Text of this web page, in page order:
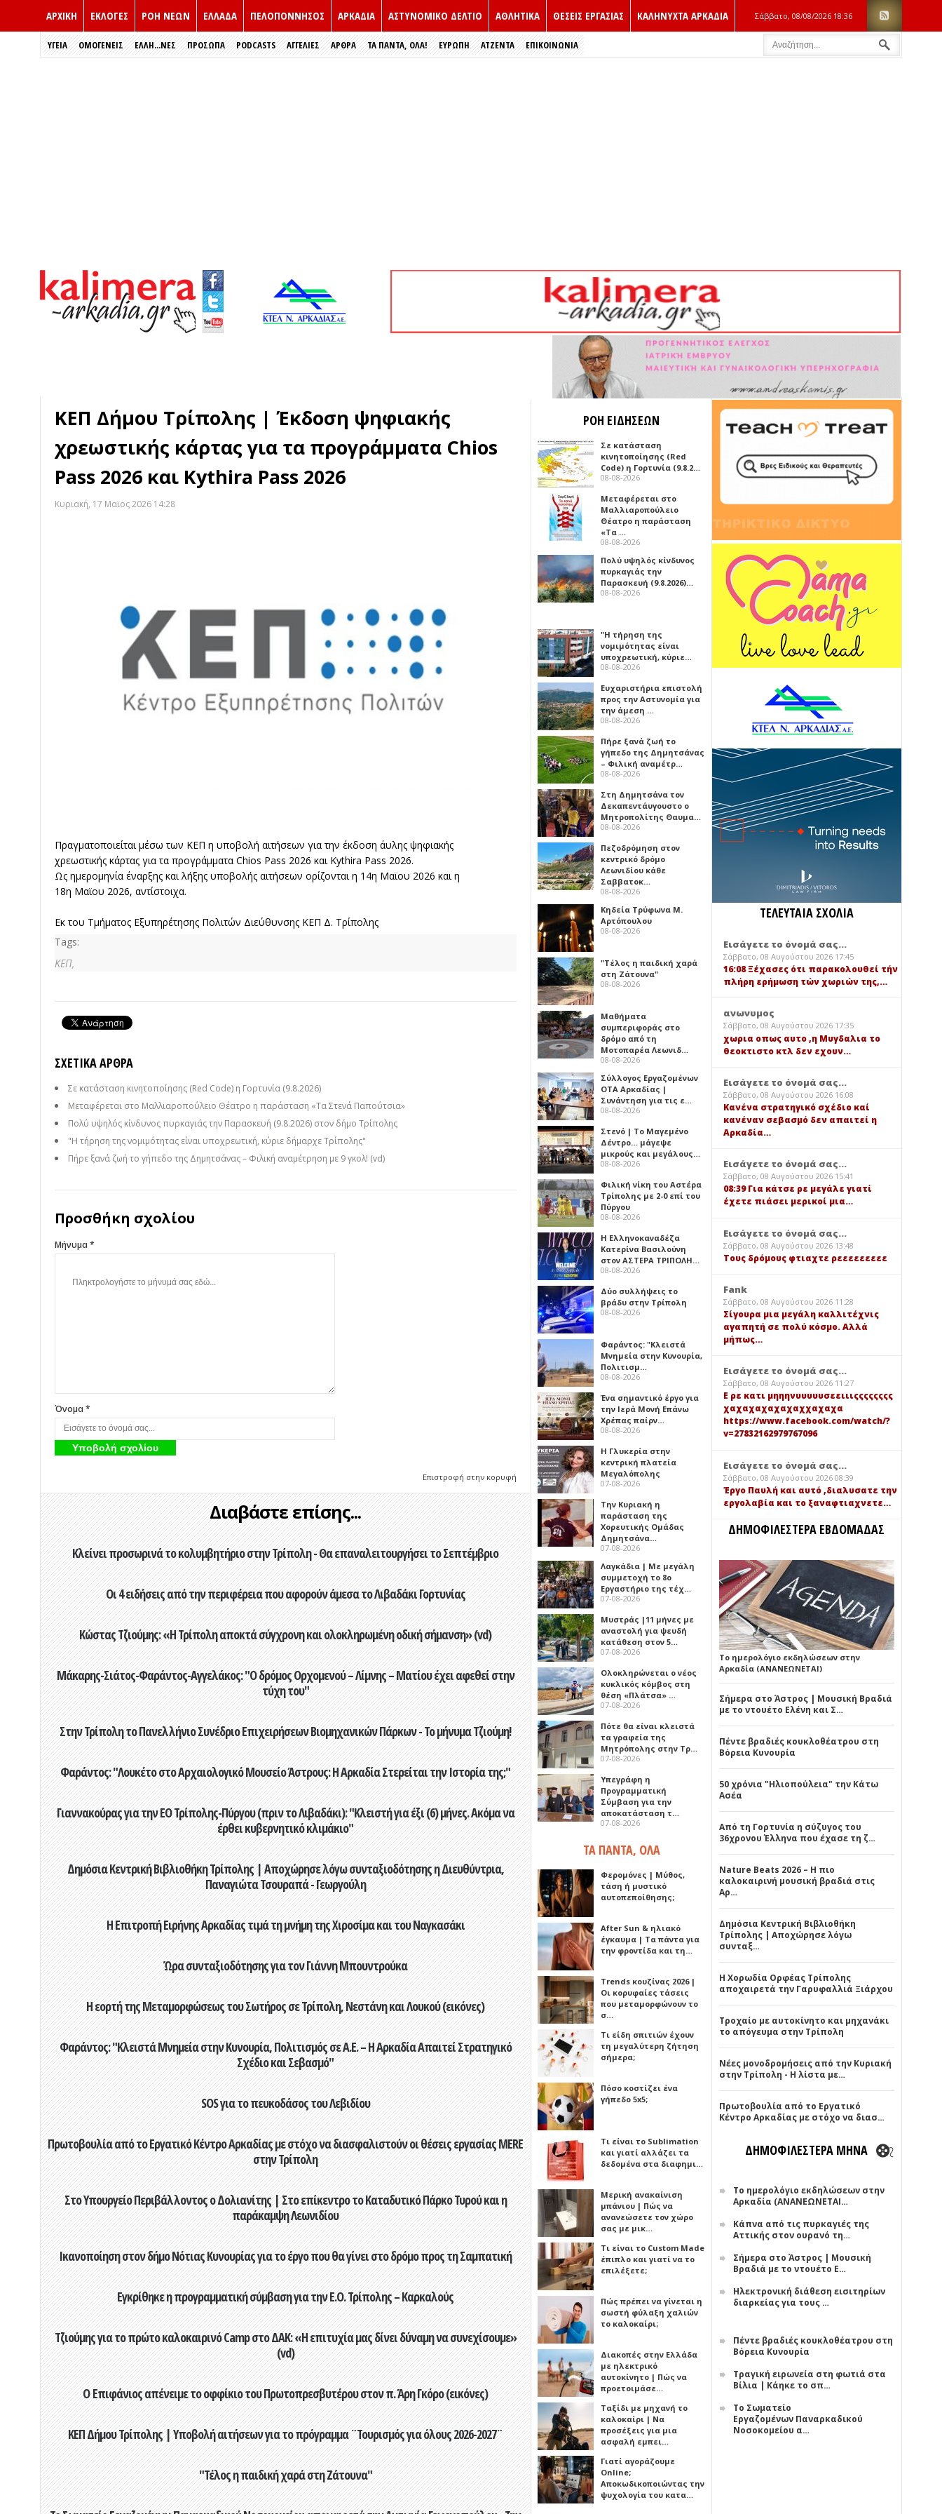
ΑΡΧΙΚΗ ΕΚΛΟΓΈΣ ΡΟΗ ΝΕΩΝ ΕΛΛΑΔΑ ΠΕΛΟΠΟΝΝΗΣΟΣ ΑΡΚΑΔΙΑ ΑΣΤΥΝΟΜΙΚΟ ΔΕΛΤΙΟ ΑΘΛΗΤΙΚΑ ΘΕΣΕΙΣ ΕΡΓΑΣΙΑΣ ΚΑΛΗΝΥΧΤΑ ΑΡΚΑΔΙΑ Σάββατο, 08/08/2026 18:36
ΥΓΕΙΑ ΟΜΟΓΕΝΕΙΣ ΈΛΛΗ...ΝΕΣ ΠΡΌΣΩΠΑ PODCASTS ΑΓΓΕΛΙΕΣ ΑΡΘΡΑ ΤΑ ΠΑΝΤΑ, ΟΛΑ! ΕΥΡΏΠΗ ΑΤΖΕΝΤΑ ΕΠΙΚΟΙΝΩΝΙΑ
ΚΕΠ Δήμου Τρίπολης | Έκδοση ψηφιακής
χρεωστικής κάρτας για τα προγράμματα Chios
Pass 2026 και Kythira Pass 2026
Κυριακή, 17 Μαϊος 2026 14:28
Πραγματοποιείται μέσω των ΚΕΠ η υποβολή αιτήσεων για την έκδοση άυλης ψηφιακής
χρεωστικής κάρτας για τα προγράμματα Chios Pass 2026 και Kythira Pass 2026.
Ως ημερομηνία έναρξης και λήξης υποβολής αιτήσεων ορίζονται η 14η Μαϊου 2026 και η
18η Μαϊου 2026, αντίστοιχα.
Εκ του Τμήματος Εξυπηρέτησης Πολιτών Διεύθυνσης ΚΕΠ Δ. Τρίπολης
Tags:
ΚΕΠ,
ΣΧΕΤΙΚΆ ΆΡΘΡΑ
Σε κατάσταση κινητοποίησης (Red Code) η Γορτυνία (9.8.2026)
Μεταφέρεται στο Μαλλιαροπούλειο Θέατρο η παράσταση «Τα Στενά Παπούτσια»
Πολύ υψηλός κίνδυνος πυρκαγιάς την Παρασκευή (9.8.2026) στον δήμο Τρίπολης
"Η τήρηση της νομιμότητας είναι υποχρεωτική, κύριε δήμαρχε Τρίπολης"
Πήρε ξανά ζωή το γήπεδο της Δημητσάνας – Φιλική αναμέτρηση με 9 γκολ! (vd)
Προσθήκη σχολίου
Μήνυμα *
Όνομα *
Επιστροφή στην κορυφή
Διαβάστε επίσης...
Κλείνει προσωρινά το κολυμβητήριο στην Τρίπολη - Θα επαναλειτουργήσει το Σεπτέμβριο
Οι 4 ειδήσεις από την περιφέρεια που αφορούν άμεσα το Λιβαδάκι Γορτυνίας
Κώστας Τζιούμης: «Η Τρίπολη αποκτά σύγχρονη και ολοκληρωμένη οδική σήμανση» (vd)
Μάκαρης-Σιάτος-Φαράντος-Αγγελάκος: "Ο δρόμος Ορχομενού – Λίμνης – Ματίου έχει αφεθεί στην
τύχη του"
Στην Τρίπολη το Πανελλήνιο Συνέδριο Επιχειρήσεων Βιομηχανικών Πάρκων - Το μήνυμα Τζιούμη!
Φαράντος: "Λουκέτο στο Αρχαιολογικό Μουσείο Άστρους: Η Αρκαδία Στερείται την Ιστορία της;"
Γιαννακούρας για την EO Τρίπολης-Πύργου (πριν το Λιβαδάκι): "Κλειστή για έξι (6) μήνες. Ακόμα να
έρθει κυβερνητικό κλιμάκιο"
Δημόσια Κεντρική Βιβλιοθήκη Τρίπολης | Αποχώρησε λόγω συνταξιοδότησης η Διευθύντρια,
Παναγιώτα Τσουραπά - Γεωργούλη
Η Επιτροπή Ειρήνης Αρκαδίας τιμά τη μνήμη της Χιροσίμα και του Ναγκασάκι
Ώρα συνταξιοδότησης για τον Γιάννη Μπουντρούκα
Η εορτή της Μεταμορφώσεως του Σωτήρος σε Τρίπολη, Νεστάνη και Λουκού (εικόνες)
Φαράντος: "Κλειστά Μνημεία στην Κυνουρία, Πολιτισμός σε Α.Ε. – Η Αρκαδία Απαιτεί Στρατηγικό
Σχέδιο και Σεβασμό"
SOS για το πευκοδάσος του Λεβιδίου
Πρωτοβουλία από το Εργατικό Κέντρο Αρκαδίας με στόχο να διασφαλιστούν οι θέσεις εργασίας MERE
στην Τρίπολη
Στο Υπουργείο Περιβάλλοντος ο Δολιανίτης | Στο επίκεντρο το Καταδυτικό Πάρκο Τυρού και η
παράκαμψη Λεωνιδίου
Ικανοποίηση στον δήμο Νότιας Κυνουρίας για το έργο που θα γίνει στο δρόμο προς τη Σαμπατική
Εγκρίθηκε η προγραμματική σύμβαση για την Ε.Ο. Τρίπολης – Καρκαλούς
Τζιούμης για το πρώτο καλοκαιρινό Camp στο ΔΑΚ: «Η επιτυχία μας δίνει δύναμη να συνεχίσουμε»
(vd)
Ο Επιφάνιος απένειμε το οφφίκιο του Πρωτοπρεσβυτέρου στον π. Άρη Γκόρο (εικόνες)
ΚΕΠ Δήμου Τρίπολης | Υποβολή αιτήσεων για το πρόγραμμα ¨Τουρισμός για όλους 2026-2027¨
"Τέλος η παιδική χαρά στη Ζάτουνα"
ΡΟΗ ΕΙΔΗΣΕΩΝ
Σε κατάσταση
κινητοποίησης (Red
Code) η Γορτυνία (9.8.2…
08-08-2026
Μεταφέρεται στο
Μαλλιαροπούλειο
Θέατρο η παράσταση
«Τα …
08-08-2026
Πολύ υψηλός κίνδυνος
πυρκαγιάς την
Παρασκευή (9.8.2026)…
08-08-2026
"Η τήρηση της
νομιμότητας είναι
υποχρεωτική, κύριε…
08-08-2026
Ευχαριστήρια επιστολή
προς την Αστυνομία για
την άμεση …
08-08-2026
Πήρε ξανά ζωή το
γήπεδο της Δημητσάνας
– Φιλική αναμέτρ…
08-08-2026
Στη Δημητσάνα τον
Δεκαπεντάυγουστο ο
Μητροπολίτης Θαυμα…
08-08-2026
Πεζοδρόμηση στον
κεντρικό δρόμο
Λεωνιδίου κάθε
Σαββατοκ…
08-08-2026
Κηδεία Τρύφωνα Μ.
Αρτόπουλου
08-08-2026
"Τέλος η παιδική χαρά
στη Ζάτουνα"
08-08-2026
Μαθήματα
συμπεριφοράς στο
δρόμο από τη
Μοτοπαρέα Λεωνιδ…
08-08-2026
Σύλλογος Εργαζομένων
ΟΤΑ Αρκαδίας |
Συνάντηση για τις ε…
08-08-2026
Στενό | Το Μαγεμένο
Δέντρο… μάγεψε
μικρούς και μεγάλους…
08-08-2026
Φιλική νίκη του Αστέρα
Τρίπολης με 2-0 επί του
Πύργου
08-08-2026
Η Ελληνοκαναδέζα
Κατερίνα Βασιλούνη
στον ΑΣΤΕΡΑ ΤΡΙΠΟΛΗ…
08-08-2026
Δύο συλλήψεις το
βράδυ στην Τρίπολη
08-08-2026
Φαράντος: "Κλειστά
Μνημεία στην Κυνουρία,
Πολιτισμ…
08-08-2026
Ένα σημαντικό έργο για
την Ιερά Μονή Επάνω
Χρέπας παίρν…
08-08-2026
Η Γλυκερία στην
κεντρική πλατεία
Μεγαλόπολης
07-08-2026
Την Κυριακή η
παράσταση της
Χορευτικής Ομάδας
Δημητσάνα…
07-08-2026
Λαγκάδια | Με μεγάλη
συμμετοχή το 8ο
Εργαστήριο της τέχ…
07-08-2026
Μυστράς |11 μήνες με
αναστολή για ψευδή
κατάθεση στον 5…
07-08-2026
Ολοκληρώνεται ο νέος
κυκλικός κόμβος στη
θέση «Πλάτσα» …
07-08-2026
Πότε θα είναι κλειστά
τα γραφεία της
Μητρόπολης στην Τρ…
07-08-2026
Υπεγράφη η
Προγραμματική
Σύμβαση για την
αποκατάσταση τ…
07-08-2026
ΤΑ ΠΑΝΤΑ, ΟΛΑ
Φερομόνες | Μύθος,
τάση ή μυστικό
αυτοπεποίθησης;
After Sun & ηλιακό
έγκαυμα | Τα πάντα για
την φροντίδα και τη…
Trends κουζίνας 2026 |
Οι κορυφαίες τάσεις
που μεταμορφώνουν το
σ…
Τι είδη σπιτιών έχουν
τη μεγαλύτερη ζήτηση
σήμερα;
Πόσο κοστίζει ένα
γήπεδο 5x5;
Τι είναι το Sublimation
και γιατί αλλάζει τα
δεδομένα στα διαφημι…
Μερική ανακαίνιση
μπάνιου | Πώς να
ανανεώσετε τον χώρο
σας με μικ…
Τι είναι το Custom Made
έπιπλο και γιατί να το
επιλέξετε;
Πώς πρέπει να γίνεται η
σωστή φύλαξη χαλιών
το καλοκαίρι;
Διακοπές στην Ελλάδα
με ηλεκτρικό
αυτοκίνητο | Πώς να
προετοιμάσε…
Ταξίδι με μηχανή το
καλοκαίρι | Να
προσέξεις για μια
ασφαλή εμπει…
Γιατί αγοράζουμε
Online;
Αποκωδικοποιώντας την
ψυχολογία του κατα…
ΤΕΛΕΥΤΑΙΑ ΣΧΟΛΙΑ
Εισάγετε το όνομά σας...
Σάββατο, 08 Αυγούστου 2026 17:45
16:08 Ξέχασες ότι παρακολουθεί τήν
πλήρη ερήμωση τών χωριών της,…
ανωνυμος
Σάββατο, 08 Αυγούστου 2026 17:35
χωρια οπως αυτο ,η Μυγδαλια το
θεοκτιστο κτλ δεν εχουν…
Εισάγετε το όνομά σας...
Σάββατο, 08 Αυγούστου 2026 16:08
Κανένα στρατηγικό σχέδιο καί
κανέναν σεβασμό δεν απαιτεί η
Αρκαδία…
Εισάγετε το όνομά σας...
Σάββατο, 08 Αυγούστου 2026 15:41
08:39 Για κάτσε ρε μεγάλε γιατί
έχετε πιάσει μερικοί μια…
Εισάγετε το όνομά σας...
Σάββατο, 08 Αυγούστου 2026 13:48
Τους δρόμους φτιαχτε ρεεεεεεεεε
Fank
Σάββατο, 08 Αυγούστου 2026 11:28
Σίγουρα μια μεγάλη καλλιτέχνις
αγαπητή σε πολύ κόσμο. Αλλά
μήπως…
Εισάγετε το όνομά σας...
Σάββατο, 08 Αυγούστου 2026 11:27
Ε ρε κατι μηηηνυυυυυσεειιιςςςςςςςς
χαχαχαχαχαχαχχαχαχα
https://www.facebook.com/watch/?
v=27832162979767096
Εισάγετε το όνομά σας...
Σάββατο, 08 Αυγούστου 2026 08:39
Έργο Παυλή και αυτό ,διαλυσατε την
εργολαβία και το ξαναφτιαχνετε…
ΔΗΜΟΦΙΛΕΣΤΕΡΑ ΕΒΔΟΜΑΔΑΣ
Το ημερολόγιο εκδηλώσεων στην
Αρκαδία (ΑΝΑΝΕΩΝΕΤΑΙ)
Σήμερα στο Άστρος | Μουσική Βραδιά
με το ντουέτο Ελένη και Σ…
Πέντε βραδιές κουκλοθέατρου στη
Βόρεια Κυνουρία
50 χρόνια "Ηλιοπούλεια" την Κάτω
Ασέα
Από τη Γορτυνία η σύζυγος του
36χρονου Έλληνα που έχασε τη ζ…
Nature Beats 2026 – Η πιο
καλοκαιρινή μουσική βραδιά στις
Αρ…
Δημόσια Κεντρική Βιβλιοθήκη
Τρίπολης | Αποχώρησε λόγω
συνταξ…
Η Χορωδία Ορφέας Τρίπολης
αποχαιρετά την Γαρυφαλλιά Ξιάρχου
Τροχαίο με αυτοκίνητο και μηχανάκι
το απόγευμα στην Τρίπολη
Νέες μονοδρομήσεις από την Κυριακή
στην Τρίπολη - Η λίστα με…
Πρωτοβουλία από το Εργατικό
Κέντρο Αρκαδίας με στόχο να διασ…
ΔΗΜΟΦΙΛΕΣΤΕΡΑ ΜΗΝΑ
Το ημερολόγιο εκδηλώσεων στην
Αρκαδία (ΑΝΑΝΕΩΝΕΤΑΙ…
Κάπνα από τις πυρκαγιές της
Αττικής στον ουρανό τη…
Σήμερα στο Άστρος | Μουσική
Βραδιά με το ντουέτο Ε…
Ηλεκτρονική διάθεση εισιτηρίων
διαρκείας για τους …
Πέντε βραδιές κουκλοθέατρου στη
Βόρεια Κυνουρία
Τραγική ειρωνεία στη φωτιά στα
Βίλια | Κάηκε το σπ…
Το Σωματείο
Εργαζομένων Παναρκαδικού
Νοσοκομείου α…